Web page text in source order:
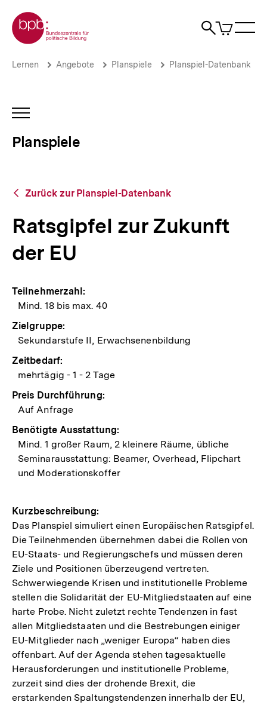
zum
Seiteninhalt
springen
Zur Startseite der bpb
Suche
Artikel
im
Ratsgipfel
EU
Planspiele
Brotkrümelnavigation
Pfadnavigation
Lernen Angebote Planspiele Planspiel-Datenbank
INHALTSNAVIGATION
Planspiele
Zurück
Planspiel-
Datenbank
Zurück zur Planspiel-Datenbank
Ratsgipfel zur Zukunft
der EU
Teilnehmerzahl:
Mind. 18 bis max. 40
Zielgruppe:
Sekundarstufe II, Erwachsenenbildung
Zeitbedarf:
mehrtägig - 1 - 2 Tage
Preis Durchführung:
Auf Anfrage
Benötigte Ausstattung:
Mind. 1 großer Raum, 2 kleinere Räume, übliche
Seminarausstattung: Beamer, Overhead, Flipchart
und Moderationskoffer
Kurzbeschreibung:
Das Planspiel simuliert einen Europäischen Ratsgipfel.
Die Teilnehmenden übernehmen dabei die Rollen von
EU-Staats- und Regierungschefs und müssen deren
Ziele und Positionen überzeugend vertreten.
Schwerwiegende Krisen und institutionelle Probleme
stellen die Solidarität der EU-Mitgliedstaaten auf eine
harte Probe. Nicht zuletzt rechte Tendenzen in fast
allen Mitgliedstaaten und die Bestrebungen einiger
EU-Mitglieder nach „weniger Europa“ haben dies
offenbart. Auf der Agenda stehen tagesaktuelle
Herausforderungen und institutionelle Probleme,
zurzeit sind dies der drohende Brexit, die
erstarkenden Spaltungstendenzen innerhalb der EU,